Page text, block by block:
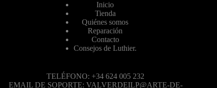
Inicio
Tienda
Quiénes somos
Reparación
Contacto
Consejos de Luthier.
TELÉFONO: +34 624 005 232
EMAIL DE SOPORTE: VALVERDEILP@ARTE-DE-